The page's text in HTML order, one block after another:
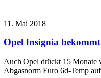
11. Mai 2018
Opel Insignia
Auch Opel drückt 15 Monate
Abgasnorm Euro 6d-Temp